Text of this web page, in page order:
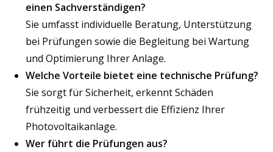
einen Sachverständigen?
Sie umfasst individuelle Beratung, Unterstützung
bei Prüfungen sowie die Begleitung bei Wartung
und Optimierung Ihrer Anlage.
Welche Vorteile bietet eine technische Prüfung?
Sie sorgt für Sicherheit, erkennt Schäden
frühzeitig und verbessert die Effizienz Ihrer
Photovoltaikanlage.
Wer führt die Prüfungen aus?